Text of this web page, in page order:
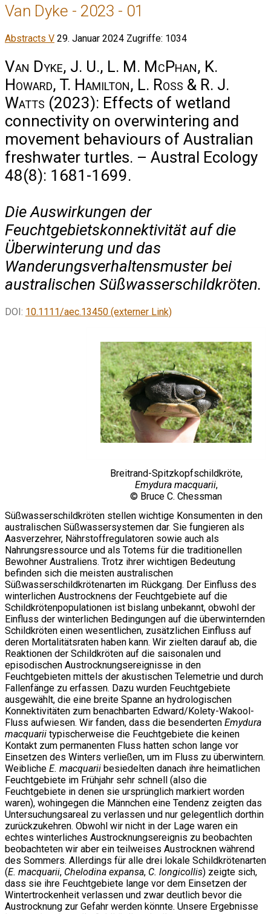
Van Dyke - 2023 - 01
Abstracts V 29. Januar 2024 Zugriffe: 1034
Van Dyke, J. U., L. M. McPhan, K.
Howard, T. Hamilton, L. Ross & R. J.
Watts (2023): Effects of wetland
connectivity on overwintering and
movement behaviours of Australian
freshwater turtles. – Austral Ecology
48(8): 1681-1699.
Die Auswirkungen der
Feuchtgebietskonnektivität auf die
Überwinterung und das
Wanderungsverhaltensmuster bei
australischen Süßwasserschildkröten.
DOI: 10.1111/aec.13450 (externer Link)
Breitrand-Spitzkopfschildkröte,
Emydura macquarii,
© Bruce C. Chessman
Süßwasserschildkröten stellen wichtige Konsumenten in den
australischen Süßwassersystemen dar. Sie fungieren als
Aasverzehrer, Nährstoffregulatoren sowie auch als
Nahrungsressource und als Totems für die traditionellen
Bewohner Australiens. Trotz ihrer wichtigen Bedeutung
befinden sich die meisten australischen
Süßwasserschildkrötenarten im Rückgang. Der Einfluss des
winterlichen Austrocknens der Feuchtgebiete auf die
Schildkrötenpopulationen ist bislang unbekannt, obwohl der
Einfluss der winterlichen Bedingungen auf die überwinternden
Schildkröten einen wesentlichen, zusätzlichen Einfluss auf
deren Mortalitätsraten haben kann. Wir zielten darauf ab, die
Reaktionen der Schildkröten auf die saisonalen und
episodischen Austrocknungsereignisse in den
Feuchtgebieten mittels der akustischen Telemetrie und durch
Fallenfänge zu erfassen. Dazu wurden Feuchtgebiete
ausgewählt, die eine breite Spanne an hydrologischen
Konnektivitäten zum benachbarten Edward/Kolety-Wakool-
Fluss aufwiesen. Wir fanden, dass die besenderten Emydura
macquarii typischerweise die Feuchtgebiete die keinen
Kontakt zum permanenten Fluss hatten schon lange vor
Einsetzen des Winters verließen, um im Fluss zu überwintern.
Weibliche E. macquarii besiedelten danach ihre heimatlichen
Feuchtgebiete im Frühjahr sehr schnell (also die
Feuchtgebiete in denen sie ursprünglich markiert worden
waren), wohingegen die Männchen eine Tendenz zeigten das
Untersuchungsareal zu verlassen und nur gelegentlich dorthin
zurückzukehren. Obwohl wir nicht in der Lage waren ein
echtes winterliches Austrocknungsereignis zu beobachten
beobachteten wir aber ein teilweises Austrocknen während
des Sommers. Allerdings für alle drei lokale Schildkrötenarten
(E. macquarii, Chelodina expansa, C. longicollis) zeigte sich,
dass sie ihre Feuchtgebiete lange vor dem Einsetzen der
Wintertrockenheit verlassen und zwar deutlich bevor die
Austrocknung zur Gefahr werden könnte. Unsere Ergebnisse